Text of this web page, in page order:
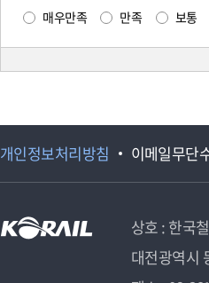
매우만족 만족 보통
개인정보처리방침 이메일무단
상호 : 한국
대전광역시